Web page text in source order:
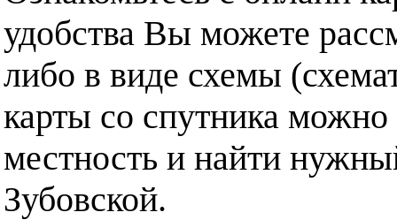
удобства Вы можете
либо в виде схемы
карты со спутника можно
местность и найти
Зубовской.